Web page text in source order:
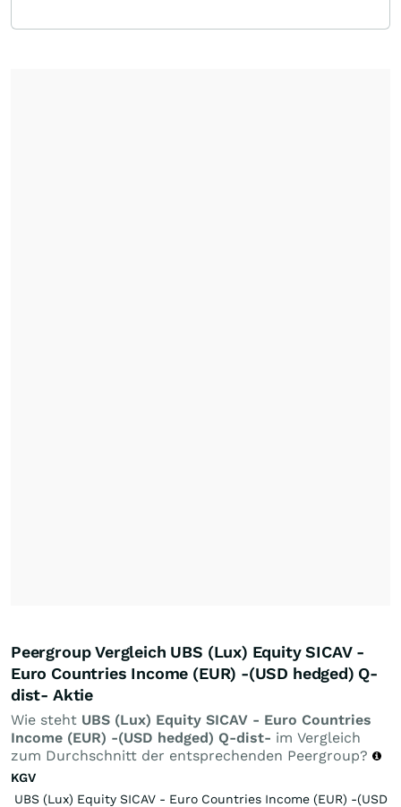
Peergroup Vergleich UBS (Lux) Equity SICAV -
Euro Countries Income (EUR) -(USD hedged) Q-
dist- Aktie
Wie steht UBS (Lux) Equity SICAV - Euro Countries
Income (EUR) -(USD hedged) Q-dist- im Vergleich
zum Durchschnitt der entsprechenden Peergroup?
KGV
UBS (Lux) Equity SICAV - Euro Countries Income (EUR) -(USD